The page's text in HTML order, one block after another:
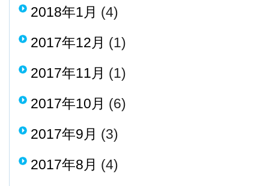
2018年1月 (4)
2017年12月 (1)
2017年11月 (1)
2017年10月 (6)
2017年9月 (3)
2017年8月 (4)